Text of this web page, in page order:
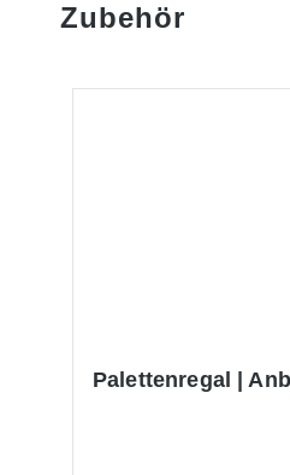
Zubehör
Palettenregal |